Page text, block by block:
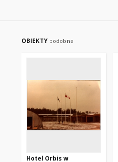
OBIEKTY podobne
Hotel Orbis w